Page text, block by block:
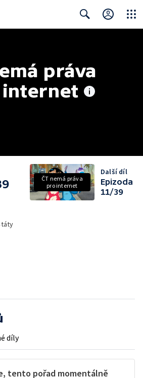
práva
internet
ČT nemá práva
pro internet
Další díl
Epizoda
11/39
díly
tento pořad momentálně